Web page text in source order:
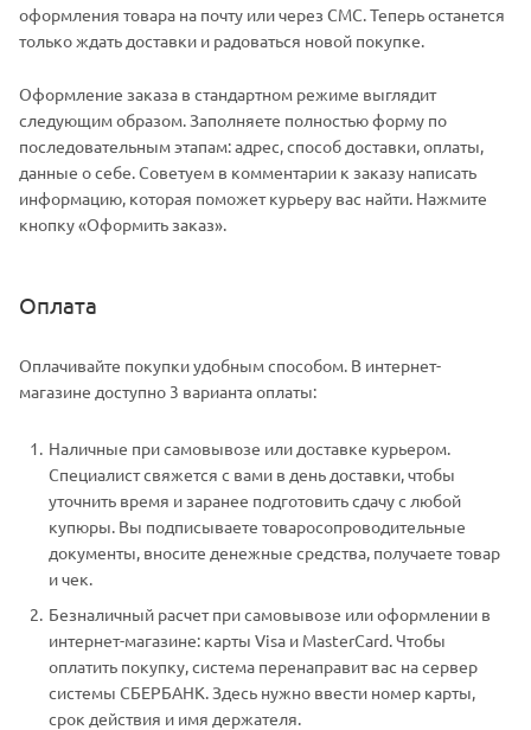
оформления товара на почту или через СМС. Теперь останется
только ждать доставки и радоваться новой покупке.
Оформление заказа в стандартном режиме выглядит
следующим образом. Заполняете полностью форму по
последовательным этапам: адрес, способ доставки, оплаты,
данные о себе. Советуем в комментарии к заказу написать
информацию, которая поможет курьеру вас найти. Нажмите
кнопку «Оформить заказ».
Оплата
Оплачивайте покупки удобным способом. В интернет-
магазине доступно 3 варианта оплаты:
Наличные при самовывозе или доставке курьером.
Специалист свяжется с вами в день доставки, чтобы
уточнить время и заранее подготовить сдачу с любой
купюры. Вы подписываете товаросопроводительные
документы, вносите денежные средства, получаете товар
и чек.
Безналичный расчет при самовывозе или оформлении в
интернет-магазине: карты Visa и MasterCard. Чтобы
оплатить покупку, система перенаправит вас на сервер
системы СБЕРБАНК. Здесь нужно ввести номер карты,
срок действия и имя держателя.